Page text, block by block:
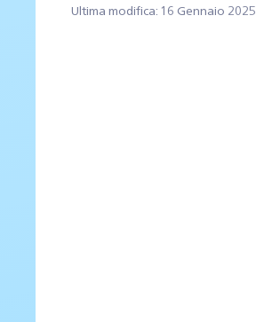
Ultima modifica: 16 Gennaio 2025